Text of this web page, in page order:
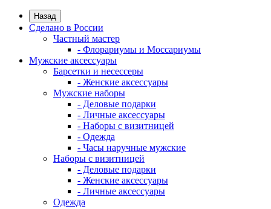
Назад
Сделано в России
Частный мастер
- Флорариумы и Моссариумы
Мужские аксессуары
Барсетки и несессеры
- Женские аксессуары
Мужские наборы
- Деловые подарки
- Личные аксессуары
- Наборы с визитницей
- Одежда
- Часы наручные мужские
Наборы с визитницей
- Деловые подарки
- Женские аксессуары
- Личные аксессуары
Одежда